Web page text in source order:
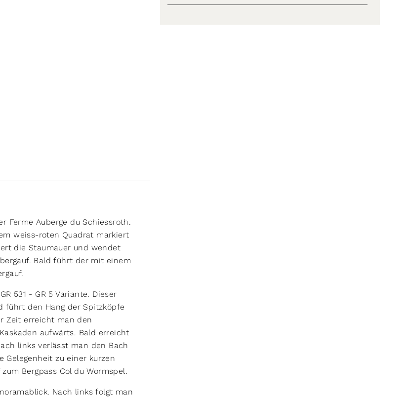
Ferme Auberge du Schiessroth.
weiss-roten Quadrat markiert
die Staumauer und wendet
Bald führt der mit einem
531 - GR 5 Variante. Dieser
führt den Hang der Spitzköpfe
Zeit erreicht man den
aufwärts. Bald erreicht
links verlässt man den Bach
zu einer kurzen
Bergpass Col du Wormspel.
Nach links folgt man